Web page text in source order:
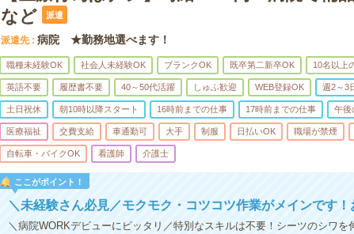
など
派遣
派遣先 病院 ★勤務地選べます！
職種未経験OK 社会人未経験OK ブランクOK 既卒第二新卒OK 10名以上
英語不要 履歴書不要 40～50代活躍 しゅふ歓迎 WEB登録OK 週2～3
土日祝休 朝10時以降スタート 16時前までの仕事 17時前までの仕事 午後
医療福祉 交費支給 車通勤可 大手 制服 日払いOK 職場が禁煙
自転車・バイクOK 看護師 介護士
ここがポイント！
＼未経験さん必見／モクモク・コツコツ作業がメインです！
＼病院WORKデビューにピッタリ／特別なスキルは不要！シーツのシワ